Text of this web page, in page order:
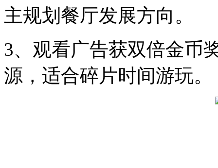
主规划餐厅发展方向。
3、观看广告获双倍金币
源，适合碎片时间游玩。